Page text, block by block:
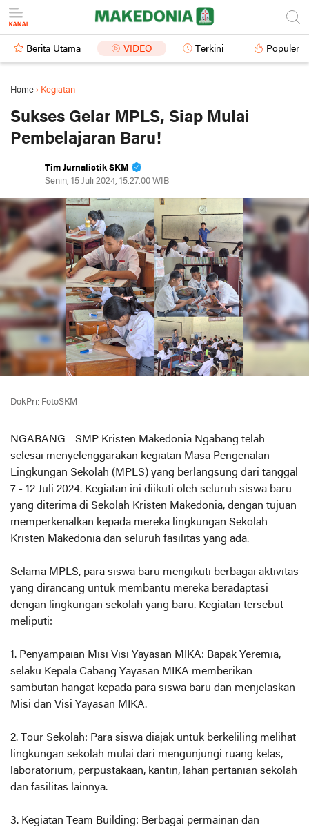
Berita Utama VIDEO Terkini Populer
Home › Kegiatan
Sukses Gelar MPLS, Siap Mulai
Pembelajaran Baru!
Tim Jurnalistik SKM
Senin, 15 Juli 2024, 15.27.00 WIB
DokPri: FotoSKM
NGABANG - SMP Kristen Makedonia Ngabang telah
selesai menyelenggarakan kegiatan Masa Pengenalan
Lingkungan Sekolah (MPLS) yang berlangsung dari tanggal
7 - 12 Juli 2024. Kegiatan ini diikuti oleh seluruh siswa baru
yang diterima di Sekolah Kristen Makedonia, dengan tujuan
memperkenalkan kepada mereka lingkungan Sekolah
Kristen Makedonia dan seluruh fasilitas yang ada.
Selama MPLS, para siswa baru mengikuti berbagai aktivitas
yang dirancang untuk membantu mereka beradaptasi
dengan lingkungan sekolah yang baru. Kegiatan tersebut
meliputi:
1. Penyampaian Misi Visi Yayasan MIKA: Bapak Yeremia,
selaku Kepala Cabang Yayasan MIKA memberikan
sambutan hangat kepada para siswa baru dan menjelaskan
Misi dan Visi Yayasan MIKA.
2. Tour Sekolah: Para siswa diajak untuk berkeliling melihat
lingkungan sekolah mulai dari mengunjungi ruang kelas,
laboratorium, perpustakaan, kantin, lahan pertanian sekolah
dan fasilitas lainnya.
3. Kegiatan Team Building: Berbagai permainan dan